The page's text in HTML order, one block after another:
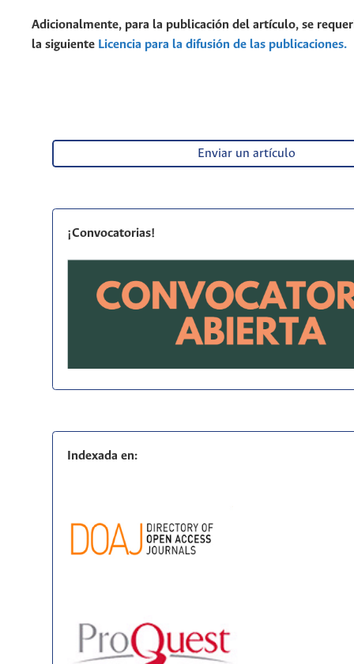
Adicionalmente, para la publicación del artículo, se
la siguiente Licencia para la difusión de las publicaciones.
Enviar un artículo
¡Convocatorias!
Indexada en: